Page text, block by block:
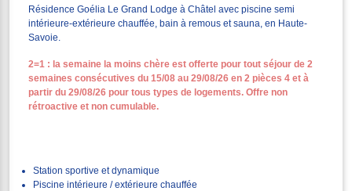
Résidence Goélia Le Grand Lodge à Châtel avec piscine semi
intérieure-extérieure chauffée, bain à remous et sauna, en Haute-
Savoie.
2=1 : la semaine la moins chère est offerte pour tout séjour de 2
semaines consécutives du 15/08 au 29/08/26 en 2 pièces 4 et à
partir du 29/08/26 pour tous types de logements. Offre non
rétroactive et non cumulable.
Station sportive et dynamique
Piscine intérieure / extérieure chauffée